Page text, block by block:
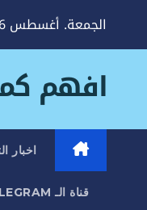
الجمعة. أغسطس 7th, 2026
افهم
اخبار
قناة الـ TELEGRAM